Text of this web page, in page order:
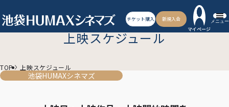
チケット購入
新規入会
マイページ
メニュー
上映スケジュール
TOP 上映スケジュール
池袋HUMAXシネマズ